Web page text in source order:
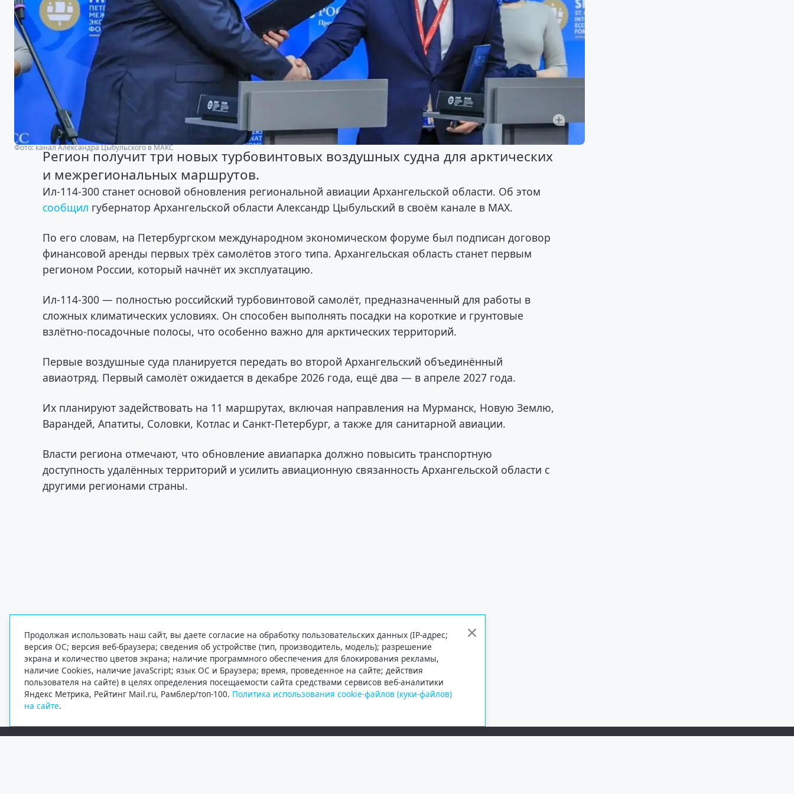
Фото: канал Александра Цыбульского в МАКС
Регион получит три новых турбовинтовых воздушных судна для арктических
и межрегиональных маршрутов.
Ил-114-300 станет основой обновления региональной авиации Архангельской области. Об этом
сообщил губернатор Архангельской области Александр Цыбульский в своём канале в МАХ.
По его словам, на Петербургском международном экономическом форуме был подписан договор
финансовой аренды первых трёх самолётов этого типа. Архангельская область станет первым
регионом России, который начнёт их эксплуатацию.
Ил-114-300 — полностью российский турбовинтовой самолёт, предназначенный для работы в
сложных климатических условиях. Он способен выполнять посадки на короткие и грунтовые
взлётно-посадочные полосы, что особенно важно для арктических территорий.
Первые воздушные суда планируется передать во второй Архангельский объединённый
авиаотряд. Первый самолёт ожидается в декабре 2026 года, ещё два — в апреле 2027 года.
Их планируют задействовать на 11 маршрутах, включая направления на Мурманск, Новую Землю,
Варандей, Апатиты, Соловки, Котлас и Санкт-Петербург, а также для санитарной авиации.
Власти региона отмечают, что обновление авиапарка должно повысить транспортную
доступность удалённых территорий и усилить авиационную связанность Архангельской области с
другими регионами страны.
Продолжая использовать наш сайт, вы даете согласие на обработку пользовательских данных (IP-адрес;
версия ОС; версия веб-браузера; сведения об устройстве (тип, производитель, модель); разрешение
экрана и количество цветов экрана; наличие программного обеспечения для блокирования рекламы,
наличие Cookies, наличие JavaScript; язык ОС и Браузера; время, проведенное на сайте; действия
пользователя на сайте) в целях определения посещаемости сайта средствами сервисов веб-аналитики
Яндекс Метрика, Рейтинг Mail.ru, Рамблер/топ-100. Политика использования cookie-файлов (куки-файлов)
на сайте.